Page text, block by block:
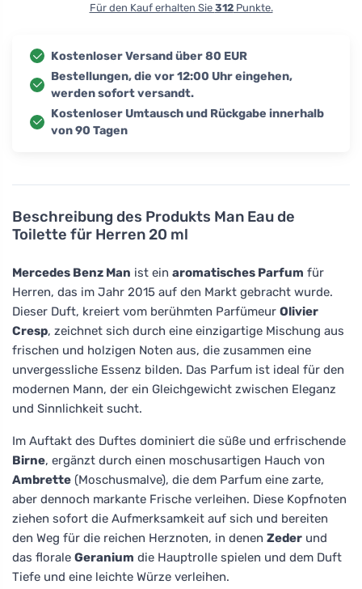
Beschreibung des Produkts Man Eau de
Toilette für Herren 20 ml
Mercedes Benz Man ist ein aromatisches Parfum für
Herren, das im Jahr 2015 auf den Markt gebracht wurde.
Dieser Duft, kreiert vom berühmten Parfümeur Olivier
Cresp, zeichnet sich durch eine einzigartige Mischung aus
frischen und holzigen Noten aus, die zusammen eine
unvergessliche Essenz bilden. Das Parfum ist ideal für den
modernen Mann, der ein Gleichgewicht zwischen Eleganz
und Sinnlichkeit sucht.
Im Auftakt des Duftes dominiert die süße und erfrischende
Birne, ergänzt durch einen moschusartigen Hauch von
Ambrette (Moschusmalve), die dem Parfum eine zarte,
aber dennoch markante Frische verleihen. Diese Kopfnoten
ziehen sofort die Aufmerksamkeit auf sich und bereiten
den Weg für die reichen Herznoten, in denen Zeder und
das florale Geranium die Hauptrolle spielen und dem Duft
Tiefe und eine leichte Würze verleihen.
Für den Kauf erhalten Sie 312Punkte.
Kostenloser Versand über 80 EUR
Bestellungen, die vor 12:00 Uhr eingehen,
werden sofort versandt.
Kostenloser Umtausch und Rückgabe innerhalb
von 90 Tagen